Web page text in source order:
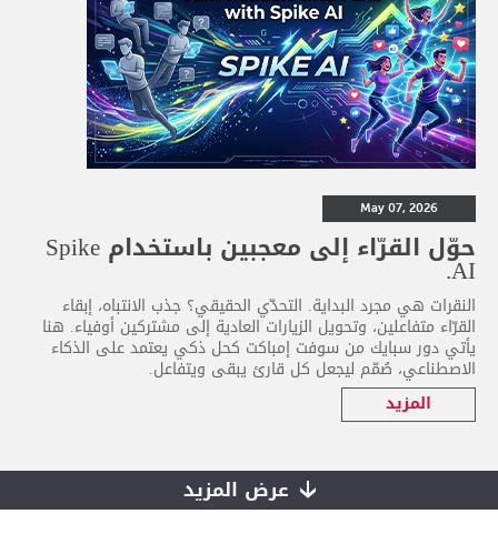
May 07, 2026
حوّل القرّاء إلى معجبين باستخدام Spike
AI.
النقرات هي مجرد البداية. التحدّي الحقيقي؟ جذب الانتباه، إبقاء
القرّاء متفاعلين، وتحويل الزيارات العادية إلى مشتركين أوفياء. هنا
يأتي دور سبايك من سوفت إمباكت كحل ذكي يعتمد على الذكاء
الاصطناعي، صُمّم ليجعل كل قارئ يبقى ويتفاعل.
المزيد
عرض المزيد